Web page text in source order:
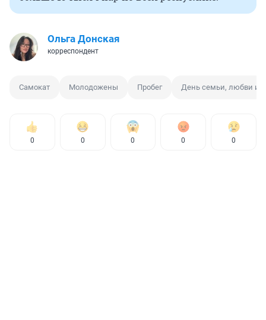
Ольга Донская
корреспондент
Самокат Молодожены Пробег День семьи, любви и
0 0 0 0 0